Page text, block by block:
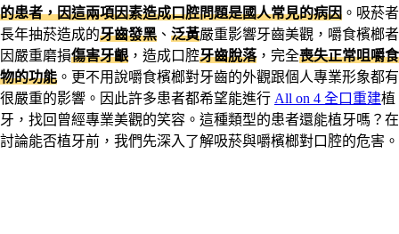
的患者，因這兩項因素造成口腔問題是國人常見的病因 。吸菸者
長年抽菸造成的牙齒發黑 、 泛黃嚴重影響牙齒美觀，嚼食檳榔者
因嚴重磨損傷害牙齦 ，造成口腔牙齒脫落，完全喪失正常咀嚼食
物的功能 。更不用說嚼食檳榔對牙齒的外觀跟個人專業形象都有
很嚴重的影響。因此許多患者都希望能進行 All on 4 全口重建植
牙，找回曾經專業美觀的笑容。這種類型的患者還能植牙嗎？在
討論能否植牙前，我們先深入了解吸菸與嚼檳榔對口腔的危害。​